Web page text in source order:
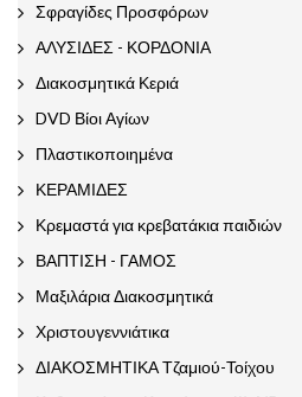
Σφραγίδες Προσφόρων
ΑΛΥΣΙΔΕΣ - ΚΟΡΔΟΝΙΑ
Διακοσμητικά Κεριά
DVD Βίοι Αγίων
Πλαστικοποιημένα
ΚΕΡΑΜΙΔΕΣ
Κρεμαστά για κρεβατάκια παιδιών
ΒΑΠΤΙΣΗ - ΓΑΜΟΣ
Μαξιλάρια Διακοσμητικά
Χριστουγεννιάτικα
ΔΙΑΚΟΣΜΗΤΙΚΑ Τζαμιού-Τοίχου